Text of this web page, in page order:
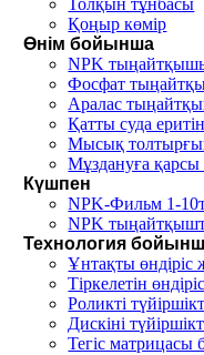
Толқын тұнбасы
Қоңыр көмір
Өнім бойынша
NPK
Фосфат
Аралас
Қатты суда
Мысық
Мұздануға қарсы
Күшпен
NPK-Фильм 1-
NPK
Технология
Ұнтақты өндіріс
Тіркелетін
Роликті
Дискіні
Тегіс матрицасы